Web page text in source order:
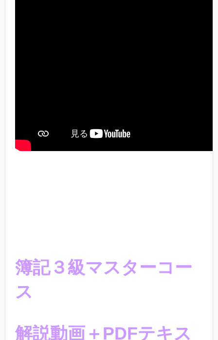
簿記３級マスターコー
ス
解説動画＋PDFテキス